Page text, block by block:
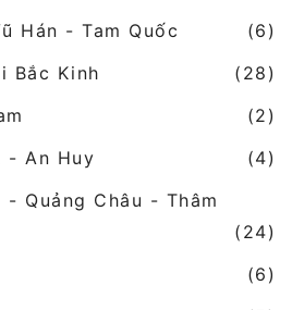
Hán - Tam Quốc
(6)
Bắc Kinh
(28)
(2)
- An Huy
(4)
Quảng Châu - Thâm
(24)
(6)